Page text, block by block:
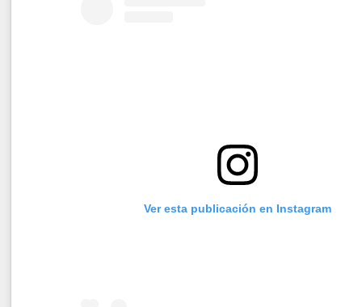
Ver esta publicación en Instagram